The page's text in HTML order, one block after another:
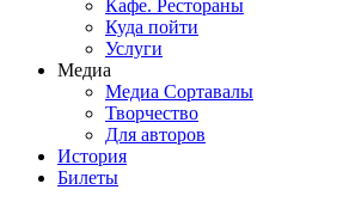
Кафе. Рестораны
Куда пойти
Услуги
Медиа
Медиа Сортавалы
Творчество
Для авторов
История
Билеты